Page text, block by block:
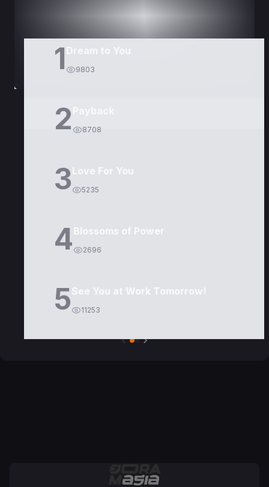
1 Dream to You
9803
2 8708
3Love For You
5235
4Blossoms of Power
2696
5See You at Work Tomorrow!
11253